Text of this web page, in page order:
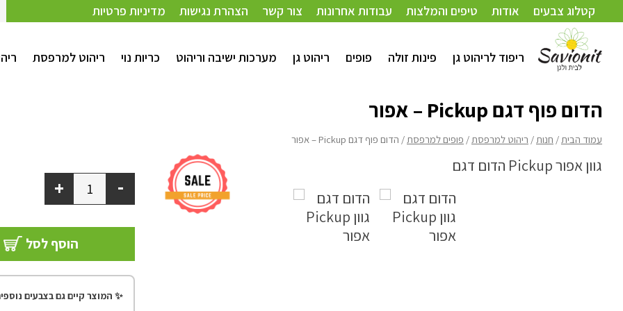
קטלוג צבעים אודות טיפים והמלצות עבודות אחרונות צור קשר הצהרת נגישות מדיניות פרטיות
ריפוד לריהוט גן פינות זולה פופים ריהוט גן מערכות ישיבה וריהוט כריות נוי ריהוט למרפסת
עמוד הבית/חנות/ריהוט למרפסת פופים למרפסת/ הדום פוף דגם Pickup – אפור
הדום פוף דגם Pickup – אפור
עמוד הבית/ חנות/ ריהוט למרפסת/ פופים למרפסת/ הדום פוף דגם Pickup – אפור
-
+
הוסף לסל
✨ המוצר קיים גם בצבעים